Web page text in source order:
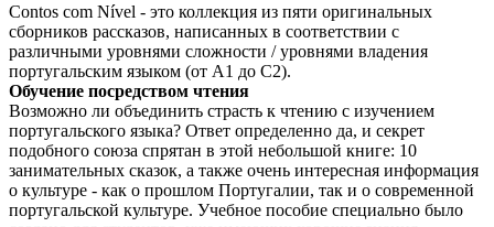
Contos com Nível - это коллекция из пяти оригинальных
сборников рассказов, написанных в соответствии с
различными уровнями сложности / уровнями владения
португальским языком (от A1 до C2).
Обучение посредством чтения
Возможно ли объединить страсть к чтению с изучением
португальского языка? Ответ определенно да, и секрет
подобного союза спрятан в этой небольшой книге: 10
занимательных сказок, а также очень интересная информация
о культуре - как о прошлом Португалии, так и о современной
португальской культуре. Учебное пособие специально было